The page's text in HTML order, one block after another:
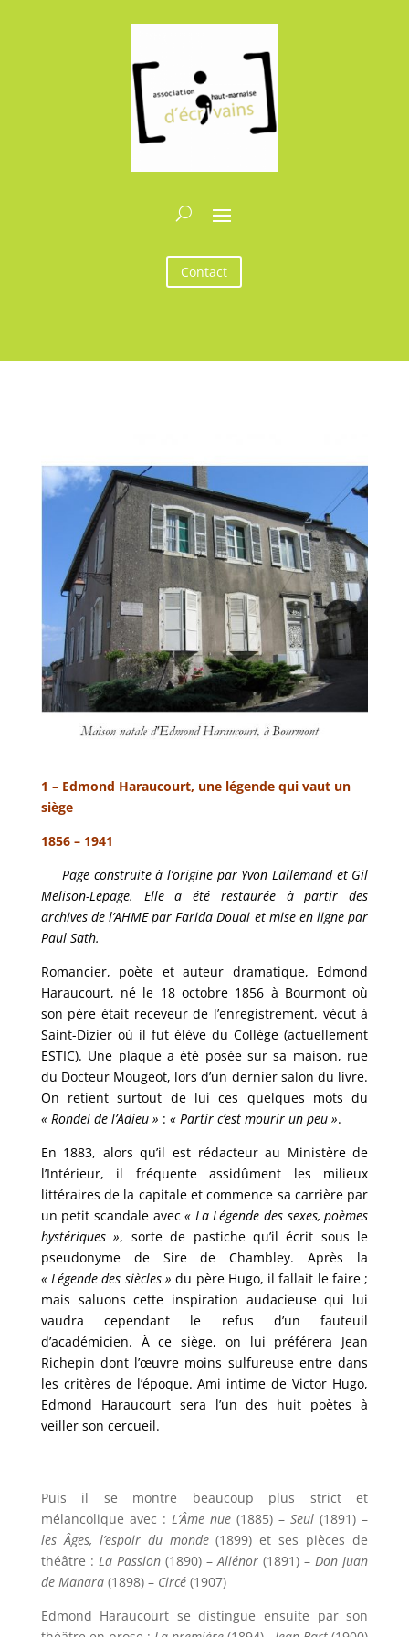
Contact
1 – Edmond Haraucourt, une légende qui vaut un
siège
1856 – 1941
Page construite à l’origine par Yvon Lallemand et Gil
Melison-Lepage. Elle a été restaurée à partir des
archives de l’AHME par Farida Douai et mise en ligne par
Paul Sath.
Romancier, poète et auteur dramatique, Edmond
Haraucourt, né le 18 octobre 1856 à Bourmont où
son père était receveur de l’enregistrement, vécut à
Saint-Dizier où il fut élève du Collège (actuellement
ESTIC). Une plaque a été posée sur sa maison, rue
du Docteur Mougeot, lors d’un dernier salon du livre.
On retient surtout de lui ces quelques mots du
« Rondel de l’Adieu » : « Partir c’est mourir un peu ».
En 1883, alors qu’il est rédacteur au Ministère de
l’Intérieur, il fréquente assidûment les milieux
littéraires de la capitale et commence sa carrière par
un petit scandale avec« La Légende des sexes, poèmes
hystériques », sorte de pastiche qu’il écrit sous le
pseudonyme de Sire de Chambley. Après la
« Légende des siècles » du père Hugo, il fallait le faire ;
mais saluons cette inspiration audacieuse qui lui
vaudra cependant le refus d’un fauteuil
d’académicien. À ce siège, on lui préférera Jean
Richepin dont l’œuvre moins sulfureuse entre dans
les critères de l’époque. Ami intime de Victor Hugo,
Edmond Haraucourt sera l’un des huit poètes à
veiller son cercueil.
Puis il se montre beaucoup plus strict et
mélancolique avec : L’Âme nue(1885) –Seul (1891) –
les Âges, l’espoir du monde(1899) et ses pièces de
théâtre : La Passion(1890) –Aliénor (1891) –Don Juan
de Manara(1898) – Circé(1907)
Edmond Haraucourt se distingue ensuite par son